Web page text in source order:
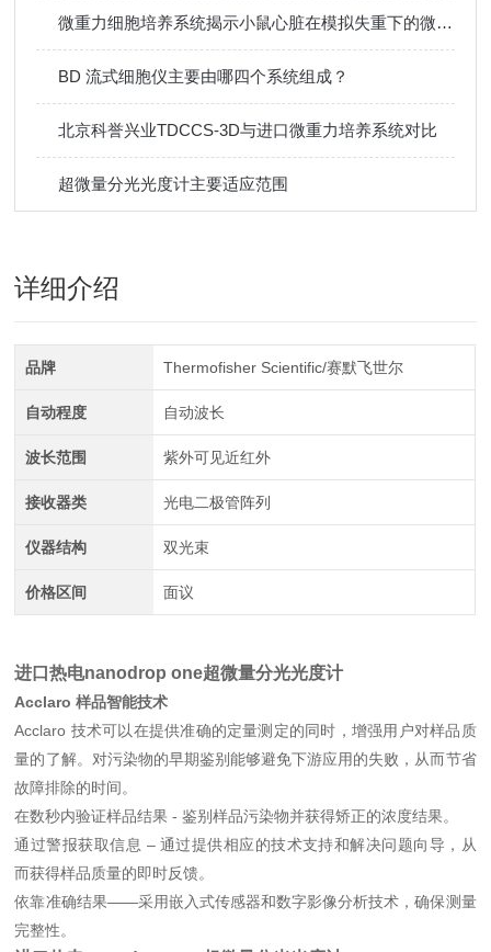
微重力细胞培养系统揭示小鼠心脏在模拟失重下的微观病变机制
BD 流式细胞仪主要由哪四个系统组成？
北京科誉兴业TDCCS-3D与进口微重力培养系统对比
超微量分光光度计主要适应范围
详细介绍
品牌 Thermofisher Scientific/赛默飞世尔
自动程度 自动波长
波长范围 紫外可见近红外
接收器类 光电二极管阵列
仪器结构 双光束
价格区间 面议
进口热电nanodrop one超微量分光光度计
Acclaro 样品智能技术
Acclaro 技术可以在提供准确的定量测定的同时，增强用户对样品质
量的了解。对污染物的早期鉴别能够避免下游应用的失败，从而节省
故障排除的时间。
在数秒内验证样品结果 - 鉴别样品污染物并获得矫正的浓度结果。
通过警报获取信息 – 通过提供相应的技术支持和解决问题向导，从
而获得样品质量的即时反馈。
依靠准确结果——采用嵌入式传感器和数字影像分析技术，确保测量
完整性。